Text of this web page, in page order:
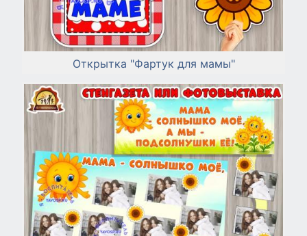
Открытка "Фартук для мамы"